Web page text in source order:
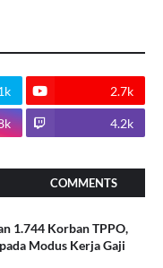
2.7k
4.2k
COMMENTS
1.744 Korban TPPO,
Modus Kerja Gaji